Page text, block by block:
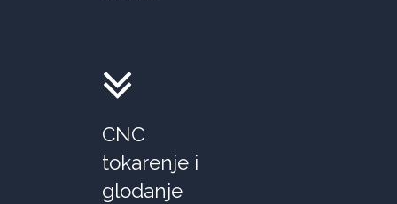
CNC
tokarenje i
glodanje